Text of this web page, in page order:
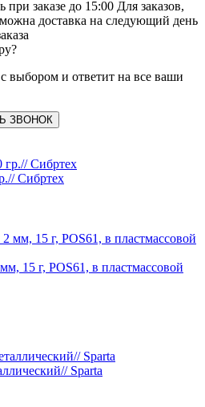
при заказе до 15:00 Для заказов,
доставка на следующий день
выбором и ответит на все ваши
ЗВОНОК
Сибртех
15 г, POS61, в пластмассовой
Sparta